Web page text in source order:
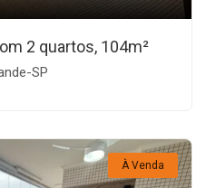
2 quartos, 104m²
SP
À Venda